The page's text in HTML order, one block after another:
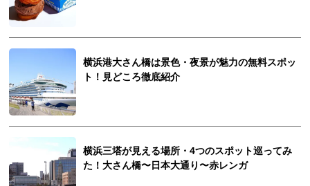
横浜港大さん橋は景色・夜景が魅力の無料スポッ
ト！見どころ徹底紹介
横浜三塔が見える場所・4つのスポット巡ってみ
た！大さん橋〜日本大通り〜赤レンガ